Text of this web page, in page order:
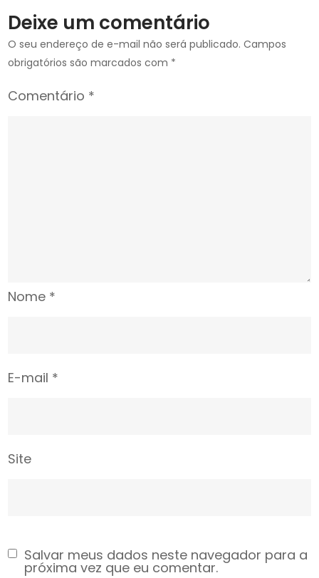
Deixe um comentário
O seu endereço de e-mail não será publicado. Campos
obrigatórios são marcados com *
Comentário *
Nome *
E-mail *
Site
Salvar meus dados neste navegador para a
próxima vez que eu comentar.